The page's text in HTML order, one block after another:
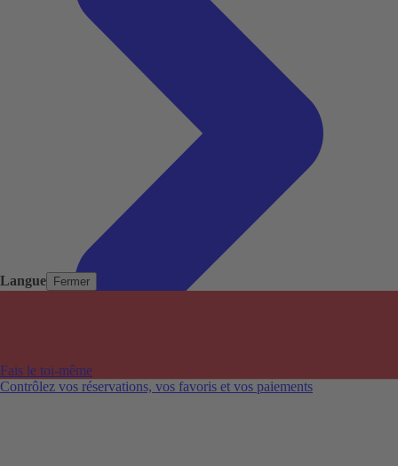
Langue Fermer
Fais le toi-même
Contrôlez vos réservations, vos favoris et vos paiements
Aéroports populaires
Villes populaires
Australie